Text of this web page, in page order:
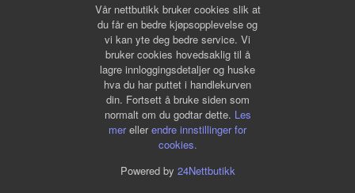
Vår nettbutikk bruker cookies slik at
du får en bedre kjøpsopplevelse og
vi kan yte deg bedre service. Vi
bruker cookies hovedsaklig til å
lagre innloggingsdetaljer og huske
hva du har puttet i handlekurven
din. Fortsett å bruke siden som
normalt om du godtar dette. Les
merellerendre innstillinger for
cookies.
Powered by 24Nettbutikk